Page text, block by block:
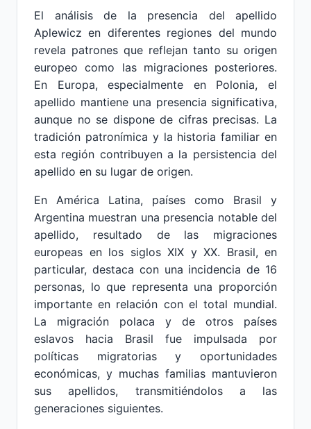
El análisis de la presencia del apellido
Aplewicz en diferentes regiones del mundo
revela patrones que reflejan tanto su origen
europeo como las migraciones posteriores.
En Europa, especialmente en Polonia, el
apellido mantiene una presencia significativa,
aunque no se dispone de cifras precisas. La
tradición patronímica y la historia familiar en
esta región contribuyen a la persistencia del
apellido en su lugar de origen.
En América Latina, países como Brasil y
Argentina muestran una presencia notable del
apellido, resultado de las migraciones
europeas en los siglos XIX y XX. Brasil, en
particular, destaca con una incidencia de 16
personas, lo que representa una proporción
importante en relación con el total mundial.
La migración polaca y de otros países
eslavos hacia Brasil fue impulsada por
políticas migratorias y oportunidades
económicas, y muchas familias mantuvieron
sus apellidos, transmitiéndolos a las
generaciones siguientes.